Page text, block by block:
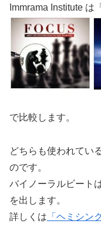
Immrama Institute は
で比較します。
どちらも使われてい
のです。
バイノーラルビート
を出します。
詳しくは 「ヘミシン